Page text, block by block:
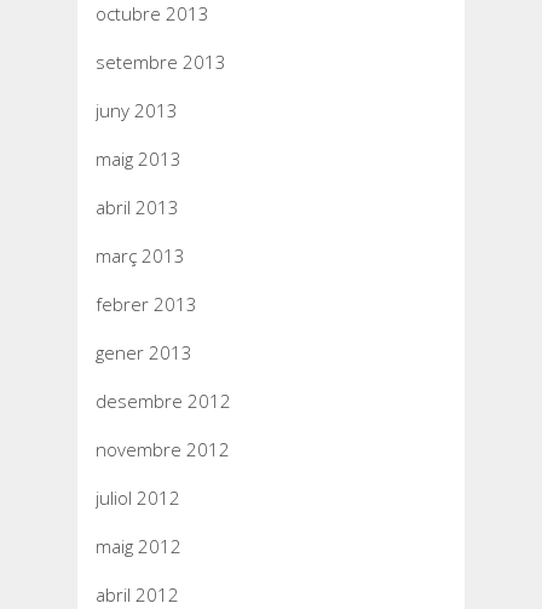
octubre 2013
setembre 2013
juny 2013
maig 2013
abril 2013
març 2013
febrer 2013
gener 2013
desembre 2012
novembre 2012
juliol 2012
maig 2012
abril 2012